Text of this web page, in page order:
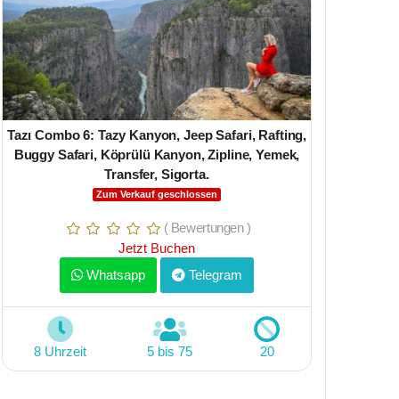
Tazı Combo 6: Tazy Kanyon, Jeep Safari, Rafting,
Buggy Safari, Köprülü Kanyon, Zipline, Yemek,
Transfer, Sigorta.
Zum Verkauf geschlossen
( Bewertungen )
Jetzt Buchen
Whatsapp
Telegram
8 Uhrzeit 5 bis 75 20